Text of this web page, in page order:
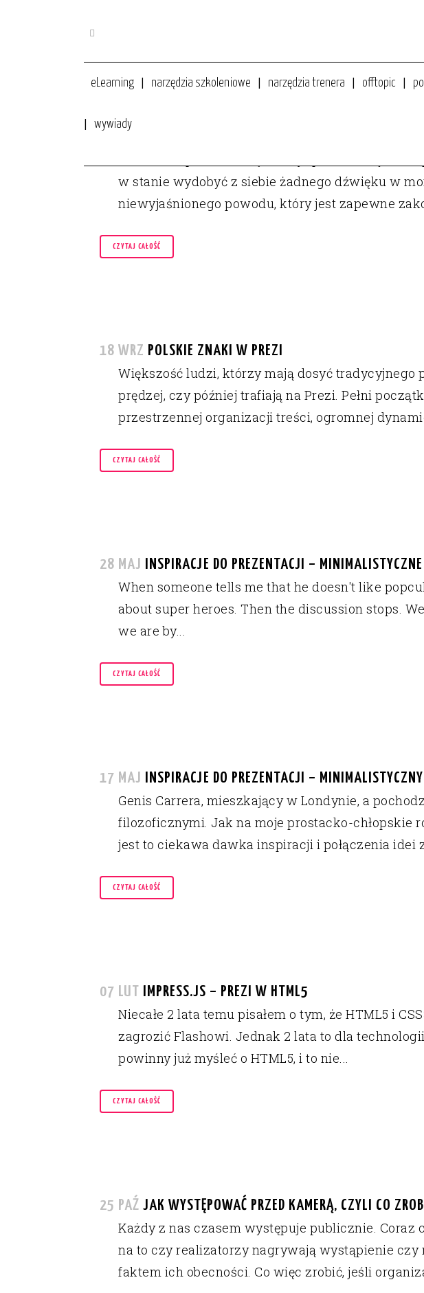
eLearning narzędzia szkoleniowe narzędzia trenera offtopic
wywiady
Pozwól, że przedstawię Ci mój aparat mowy.
w stanie wydobyć z siebie żadnego dźwięku w
niewyjaśnionego powodu, który jest zapewne
CZYTAJ CAŁOŚĆ
18 WRZ POLSKIE ZNAKI W PREZI
Większość ludzi, którzy mają dosyć tradycyjnego
prędzej, czy później trafiają na Prezi. Pełni
przestrzennej organizacji treści, ogromnej
CZYTAJ CAŁOŚĆ
28 MAJ INSPIRACJE DO PREZENTACJI –
When someone tells me that he doesn't like
about super heroes. Then the discussion stops.
we are by...
CZYTAJ CAŁOŚĆ
17 MAJ INSPIRACJE DO PREZENTACJI – MINIMALISTYCZNY
Genis Carrera, mieszkający w Londynie, a
filozoficznymi. Jak na moje prostacko-chłopskie
jest to ciekawa dawka inspiracji i połączenia idei
CZYTAJ CAŁOŚĆ
07 LUT IMPRESS.JS – PREZI W HTML5
Niecałe 2 lata temu pisałem o tym, że HTML5 i
zagrozić Flashowi. Jednak 2 lata to dla
powinny już myśleć o HTML5, i to nie...
CZYTAJ CAŁOŚĆ
25 PAŹ JAK WYSTĘPOWAĆ PRZED KAMERĄ, CZYLI CO
Każdy z nas czasem występuje publicznie.
na to czy realizatorzy nagrywają wystąpienie
faktem ich obecności. Co więc zrobić, jeśli